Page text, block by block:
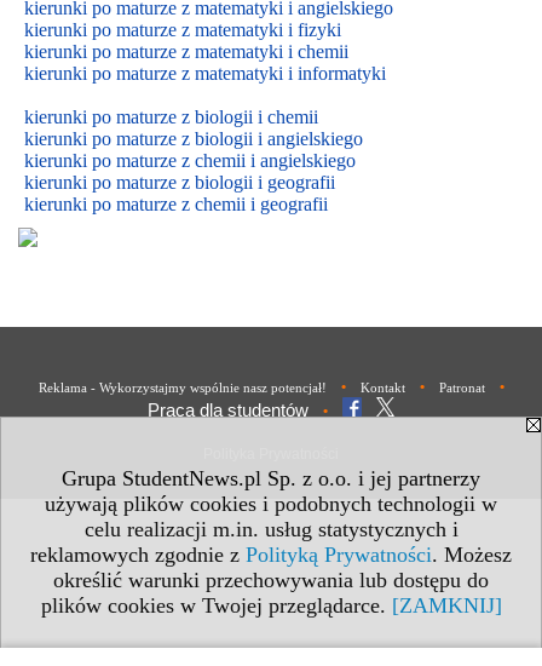
Grupa StudentNews.pl Sp. z o.o. i jej partnerzy
używają plików cookies i podobnych technologii w
celu realizacji m.in. usług statystycznych i
reklamowych zgodnie z Polityką Prywatności. Możesz
określić warunki przechowywania lub dostępu do
plików cookies w Twojej przeglądarce. [ZAMKNIJ]
kierunki po maturze z matematyki i angielskiego
kierunki po maturze z matematyki i fizyki
kierunki po maturze z matematyki i chemii
kierunki po maturze z matematyki i informatyki
kierunki po maturze z biologii i chemii
kierunki po maturze z biologii i angielskiego
kierunki po maturze z chemii i angielskiego
kierunki po maturze z biologii i geografii
kierunki po maturze z chemii i geografii
Reklama - Wykorzystajmy wspólnie nasz potencjał! • Kontakt • Patronat •
Praca dla studentów •